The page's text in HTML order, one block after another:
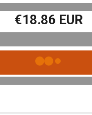
€18.86 EUR